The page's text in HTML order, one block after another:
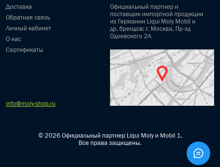
Доставка
Обратная связь
Личный кабинет
О нас
Сертификаты
Официальный партнер и
поставщик импортной продукции
из Германии Liqui Moly Mobil и
др. брендов: г. Москва, Пр-зд
Одоевского 2А
info@moly-shop.ru
© 2026 Официальный партнер Liqui Moly и Mobil 1.
Все права защищены.